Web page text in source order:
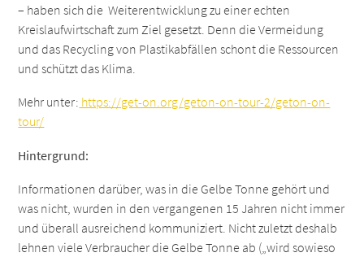
– haben sich die Weiterentwicklung zu einer echten
Kreislaufwirtschaft zum Ziel gesetzt. Denn die Vermeidung
und das Recycling von Plastikabfällen schont die Ressourcen
und schützt das Klima.
Mehr unter: https://get-on.org/geton-on-tour-2/geton-on-
tour/
Hintergrund:
Informationen darüber, was in die Gelbe Tonne gehört und
was nicht, wurden in den vergangenen 15 Jahren nicht immer
und überall ausreichend kommuniziert. Nicht zuletzt deshalb
lehnen viele Verbraucher die Gelbe Tonne ab („wird sowieso